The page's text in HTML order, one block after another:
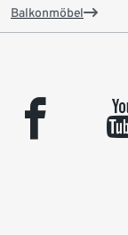
Balkonmöbel
facebook